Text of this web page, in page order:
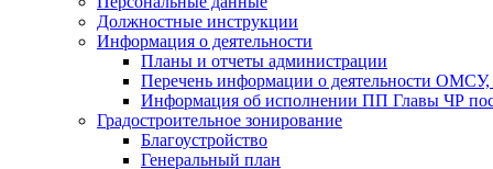
Должностные инструкции
Информация о деятельности
Планы и отчеты администрации
Перечень информации о деятельности ОМСУ,
Информация об исполнении ПП Главы ЧР
Градостроительное зонирование
Благоустройство
Генеральный план